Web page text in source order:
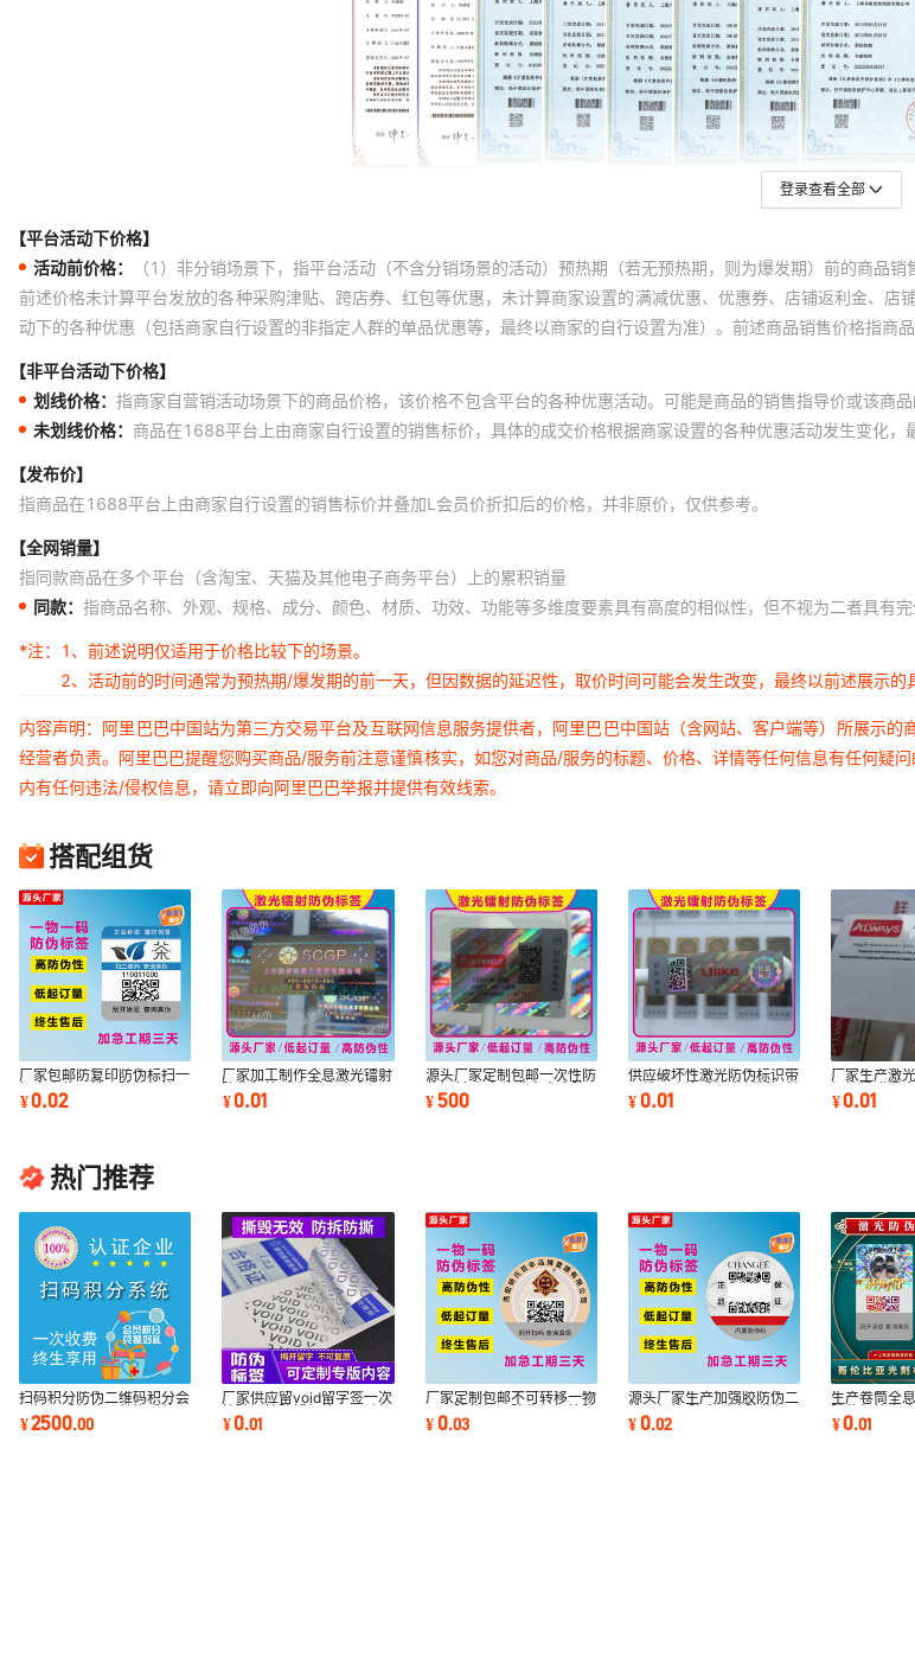
登录查看全部
【平台活动下价格】
活动前价格：
（1）非分销场景下，指平台活动（不含分销场景的活动）预热期（若无预热期，则为爆发期）前的商
前述价格未计算平台发放的各种采购津贴、跨店券、红包等优惠，未计算商家设置的满减优惠、优惠券、店铺返利金、
动下的各种优惠（包括商家自行设置的非指定人群的单品优惠等，最终以商家的自行设置为准）。前述商品销售价格指商
【非平台活动下价格】
划线价格： 指商家自营销活动场景下的商品价格，该价格不包含平台的各种优惠活动。可能是商品的销售指导价或该商
未划线价格： 商品在1688平台上由商家自行设置的销售标价，具体的成交价格根据商家设置的各种优惠活动发生变化，
【发布价】
指商品在1688平台上由商家自行设置的销售标价并叠加L会员价折扣后的价格，并非原价，仅供参考。
【全网销量】
指同款商品在多个平台（含淘宝、天猫及其他电子商务平台）上的累积销量
同款： 指商品名称、外观、规格、成分、颜色、材质、功效、功能等多维度要素具有高度的相似性，但不视为二者具有完
*注：
1、前述说明仅适用于价格比较下的场景。
2、活动前的时间通常为预热期/爆发期的前一天，但因数据的延迟性，取价时间可能会发生改变，最终以前述展示的
内容声明：阿里巴巴中国站为第三方交易平台及互联网信息服务提供者，阿里巴巴中国站（含网站、客户端等）所展示
经营者负责。阿里巴巴提醒您购买商品/服务前注意谨慎核实，如您对商品/服务的标题、价格、详情等任何信息有任何
内有任何违法/侵权信息，请立即向阿里巴巴举报并提供有效线索。
搭配组货
厂家包邮防复印防伪标扫一
扫查真伪二维码防伪标签厂
家直销
¥0.02
厂家加工制作全息激光镭射
防伪标签 卷标激光全息定
位烫印防伪标
¥0.01
源头厂家定制包邮一次性防
伪镭射贴 立体激光全息防
伪标签溯源码
¥500
供应破坏性激光防伪标识带
二维码查询系统光刻版镭射
防伪贴防串货
¥0.01
厂家生产激
标签烫膜烫
源码镭射
¥0.01
热门推荐
扫码积分防伪二维码积分会
员管理系统礼品兑换系统开
发溯源码数码
¥2500.00
厂家供应留void留字签一次
性破坏性防拆标签VOID封
口二维码防伪
¥0.01
厂家定制包邮不可转移一物
一码防伪标识防作假标签防
串货溯源码
¥0.03
源头厂家生产加强胶防伪二
维码标签 防水耐磨防伪标
签溯源码
¥0.02
生产卷筒全
防伪标签 镭
识
¥0.01